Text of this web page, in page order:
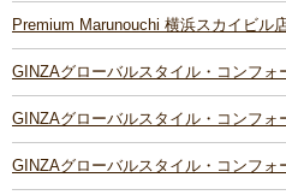
Premium Marunouchi 横浜スカイビル
GINZAグローバルスタイル・コンフォ
GINZAグローバルスタイル・コンフォ
GINZAグローバルスタイル・コンフォ